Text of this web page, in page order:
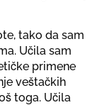
tako da sam
Učila sam
primene
veštačkih
toga. Učila